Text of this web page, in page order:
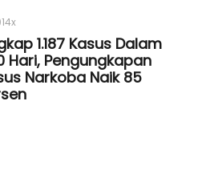
1.187 Kasus Dalam
Hari, Pengungkapan
Narkoba Naik 85